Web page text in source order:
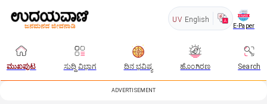
UV English
E-Paper
ಮುಖಪುಟ ಸುದ್ದಿ ವಿಭಾಗ ದಿನ ಭವಿಷ್ಯ ಹೊಂಗಿರಣ Search
ADVERTISEMENT